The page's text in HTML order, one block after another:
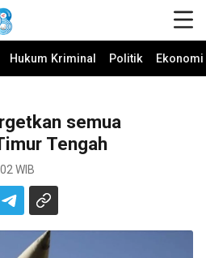
Hukum Kriminal Politik
semua
Tengah
WIB